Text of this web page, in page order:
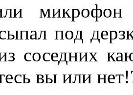
под
соседних
вы или